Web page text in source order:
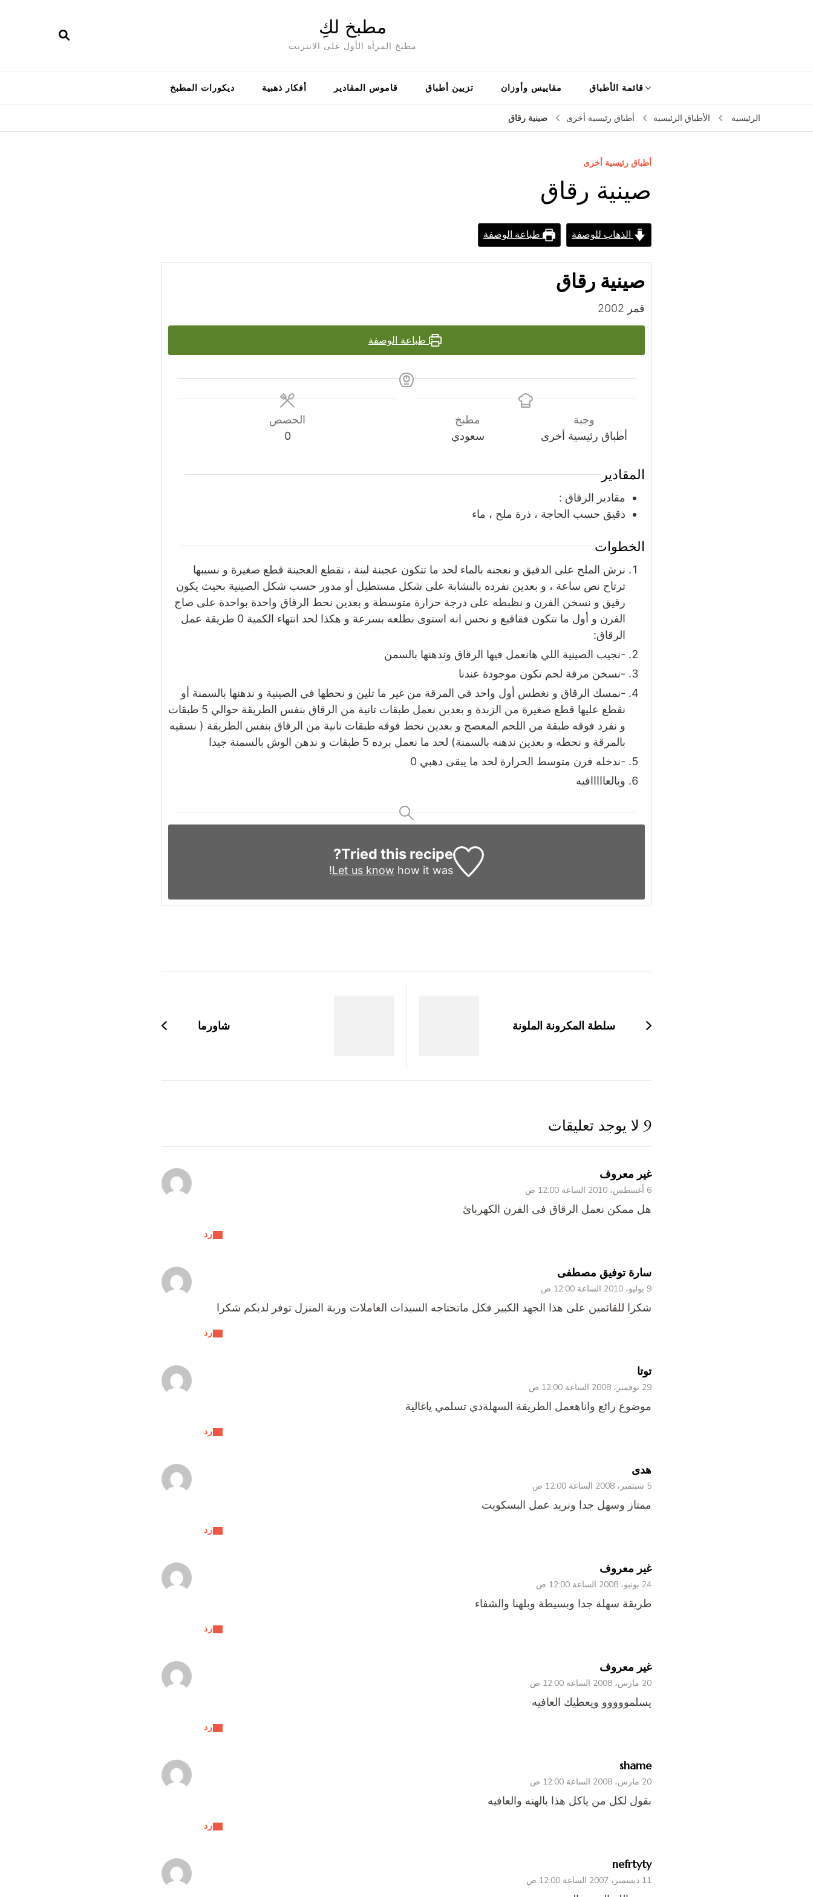
مطبخ لكِ
مطبخ المرأة الأول على الانترنت
قائمة الأطباق مقاييس وأوزان تزيين أطباق قاموس المقادير أفكار ذهبية ديكورات المطبخ
الرئيسية الأطباق الرئيسية أطباق رئيسية أخرى صينية رقاق
أطباق رئيسية أخرى
صينية رقاق
الذهاب للوصفة طباعة الوصفة
صينية رقاق
قمر 2002
طباعة الوصفة
وجبة
أطباق رئيسية أخرى
مطبخ
سعودي
الحصص
0
المقادير
مقادير الرقاق :
دقيق حسب الحاجة ، ذرة ملح ، ماء
الخطوات
نرش الملح على الدقيق و نعجنه بالماء لحد ما تتكون عجينة لينة ، نقطع العجينة قطع صغيرة و نسيبها
ترتاح نص ساعة ، و بعدين نفرده بالنشابة على شكل مستطيل أو مدور حسب شكل الصينية بحيث يكون
رقيق و نسخن الفرن و نظبطه على درجة حرارة متوسطة و بعدين نحط الرقاق واحدة بواحدة على صاج
الفرن و أول ما تتكون فقاقيع و نحس انه استوى نطلعه بسرعة و هكذا لحد انتهاء الكمية 0 طريقة عمل
الرقاق:
-نجيب الصينية اللي هانعمل فيها الرقاق وندهنها بالسمن
-نسخن مرقة لحم تكون موجودة عندنا
-نمسك الرقاق و نغطس أول واحد في المرقة من غير ما تلين و نحطها في الصينية و ندهنها بالسمنة أو
نقطع عليها قطع صغيرة من الزبدة و بعدين نعمل طبقات تانية من الرقاق بنفس الطريقة حوالي 5 طبقات
و نفرد فوقه طبقة من اللحم المعصج و بعدين نحط فوقه طبقات تانية من الرقاق بنفس الطريقة ( نسقيه
بالمرقة و نحطه و بعدين ندهنه بالسمنة) لحد ما نعمل برده 5 طبقات و ندهن الوش بالسمنة جيدا
-ندخله فرن متوسط الحرارة لحد ما يبقى دهبي 0
وبالعااااافيه
Tried this recipe?
Let us know how it was!
التدوينات
شاورما سلطة المكرونة الملونة
9 لا يوجد تعليقات
غير معروف
6 أغسطس، 2010 الساعة 12:00 ص
رد
هل ممكن نعمل الرقاق فى الفرن الكهربائ
سارة توفيق مصطفى
9 يوليو، 2010 الساعة 12:00 ص
رد
شكرا للقائمين على هذا الجهد الكبير فكل ماتحتاجه السيدات العاملات وربة المنزل توفر لديكم شكرا
توتا
29 نوفمبر، 2008 الساعة 12:00 ص
رد
موضوع رائع واناهعمل الطريقة السهلةدي تسلمي ياغالية
هدى
5 سبتمبر، 2008 الساعة 12:00 ص
رد
ممتاز وسهل جدا ونريد عمل البسكويت
غير معروف
24 يونيو، 2008 الساعة 12:00 ص
رد
طريقة سهلة جدا وبسيطة وبلهنا والشفاء
غير معروف
20 مارس، 2008 الساعة 12:00 ص
رد
يسلمووووو ويعطيك العافيه
shame
20 مارس، 2008 الساعة 12:00 ص
رد
بقول لكل من ياكل هذا بالهنه والعافيه
nefrtyty
11 ديسمبر، 2007 الساعة 12:00 ص